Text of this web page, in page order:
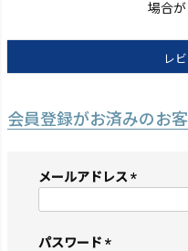
場合が
レ
会員登録がお済みのお
メールアドレス
須)
パスワード